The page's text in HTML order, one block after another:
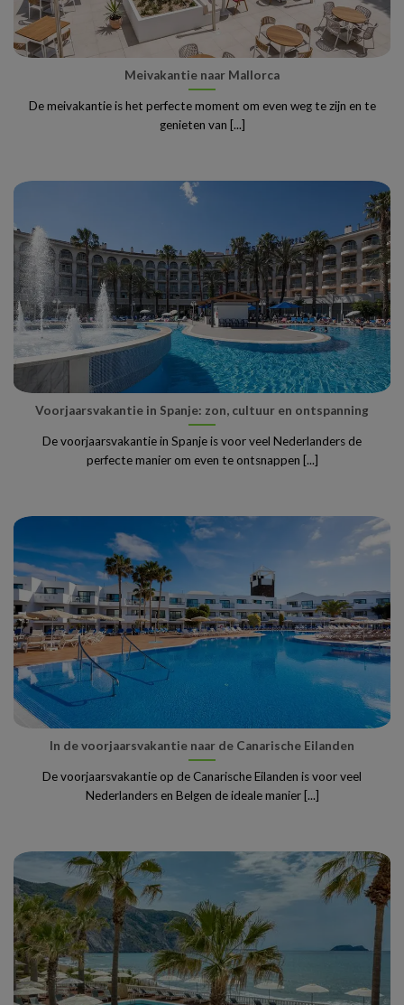
Meivakantie naar Mallorca
De meivakantie is het perfecte moment om even weg te zijn en te
genieten van [...]
Voorjaarsvakantie in Spanje: zon, cultuur en ontspanning
De voorjaarsvakantie in Spanje is voor veel Nederlanders de
perfecte manier om even te ontsnappen [...]
In de voorjaarsvakantie naar de Canarische Eilanden
De voorjaarsvakantie op de Canarische Eilanden is voor veel
Nederlanders en Belgen de ideale manier [...]